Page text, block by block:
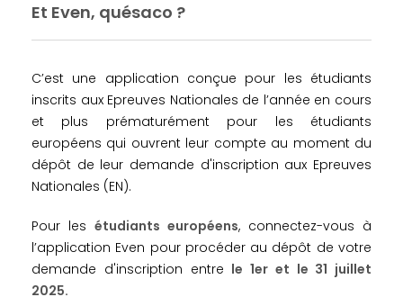
Et Even, quésaco ?
C’est une application conçue pour les étudiants
inscrits aux Epreuves Nationales de l’année en cours
et plus prématurément pour les étudiants
européens qui ouvrent leur compte au moment du
dépôt de leur demande d'inscription aux Epreuves
Nationales (EN).
Pour les étudiants européens, connectez-vous à
l’application Even pour procéder au dépôt de votre
demande d'inscription entre le 1er et le 31 juillet
2025.